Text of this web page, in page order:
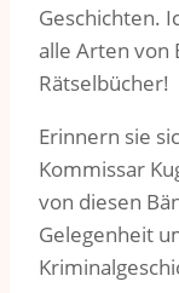
Geschichten.
alle Arten von
Rätselbücher!
Erinnern sie
Kommissar
von diesen
Gelegenheit